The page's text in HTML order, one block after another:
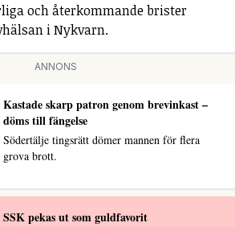
och återkommande brister
i Nykvarn.
ANNONS
Kastade skarp patron genom brevinkast –
döms till fängelse
Södertälje tingsrätt dömer mannen för flera
grova brott.
SSK pekas ut som guldfavorit